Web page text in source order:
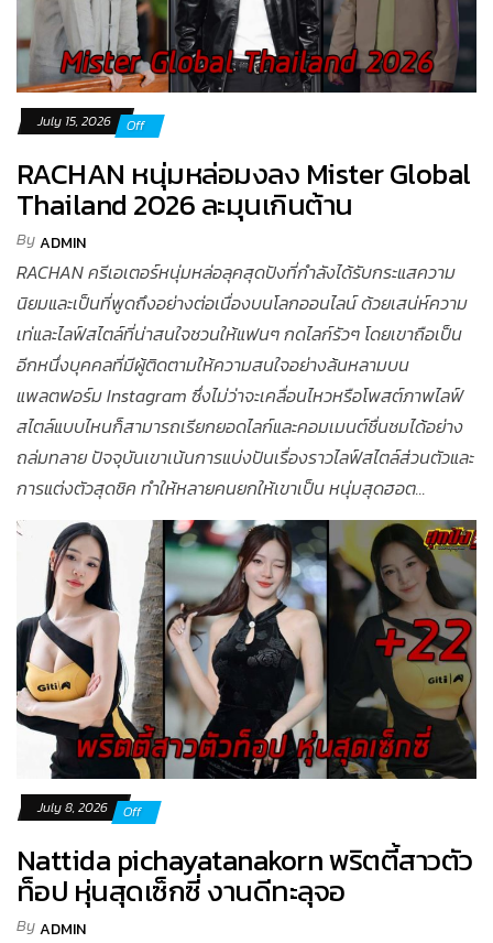
July 15, 2026 Off
RACHAN หนุ่มหล่อมงลง Mister Global
Thailand 2026 ละมุนเกินต้าน
ByADMIN
RACHAN ครีเอเตอร์หนุ่มหล่อลุคสุดปังที่กำลังได้รับกระแสความ
นิยมและเป็นที่พูดถึงอย่างต่อเนื่องบนโลกออนไลน์ ด้วยเสน่ห์ความ
เท่และไลฟ์สไตล์ที่น่าสนใจชวนให้แฟนๆ กดไลก์รัวๆ โดยเขาถือเป็น
อีกหนึ่งบุคคลที่มีผู้ติดตามให้ความสนใจอย่างล้นหลามบน
แพลตฟอร์ม Instagram ซึ่งไม่ว่าจะเคลื่อนไหวหรือโพสต์ภาพไลฟ์
สไตล์แบบไหนก็สามารถเรียกยอดไลก์และคอมเมนต์ชื่นชมได้อย่าง
ถล่มทลาย ปัจจุบันเขาเน้นการแบ่งปันเรื่องราวไลฟ์สไตล์ส่วนตัวและ
การแต่งตัวสุดชิค ทำให้หลายคนยกให้เขาเป็น หนุ่มสุดฮอต...
July 8, 2026 Off
Nattida pichayatanakorn พริตตี้สาวตัว
ท็อป หุ่นสุดเซ็กซี่ งานดีทะลุจอ
ByADMIN